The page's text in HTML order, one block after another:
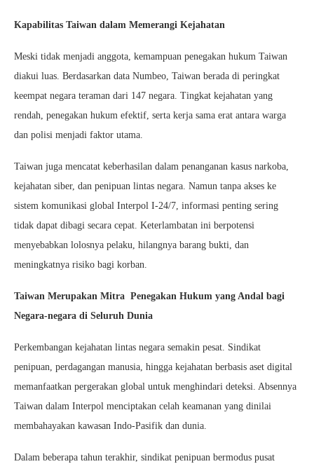
Kapabilitas Taiwan dalam Memerangi Kejahatan
Meski tidak menjadi anggota, kemampuan penegakan hukum Taiwan
diakui luas. Berdasarkan data Numbeo, Taiwan berada di peringkat
keempat negara teraman dari 147 negara. Tingkat kejahatan yang
rendah, penegakan hukum efektif, serta kerja sama erat antara warga
dan polisi menjadi faktor utama.
Taiwan juga mencatat keberhasilan dalam penanganan kasus narkoba,
kejahatan siber, dan penipuan lintas negara. Namun tanpa akses ke
sistem komunikasi global Interpol I-24/7, informasi penting sering
tidak dapat dibagi secara cepat. Keterlambatan ini berpotensi
menyebabkan lolosnya pelaku, hilangnya barang bukti, dan
meningkatnya risiko bagi korban.
Taiwan Merupakan Mitra Penegakan Hukum yang Andal bagi
Negara-negara di Seluruh Dunia
Perkembangan kejahatan lintas negara semakin pesat. Sindikat
penipuan, perdagangan manusia, hingga kejahatan berbasis aset digital
memanfaatkan pergerakan global untuk menghindari deteksi. Absennya
Taiwan dalam Interpol menciptakan celah keamanan yang dinilai
membahayakan kawasan Indo-Pasifik dan dunia.
Dalam beberapa tahun terakhir, sindikat penipuan bermodus pusat